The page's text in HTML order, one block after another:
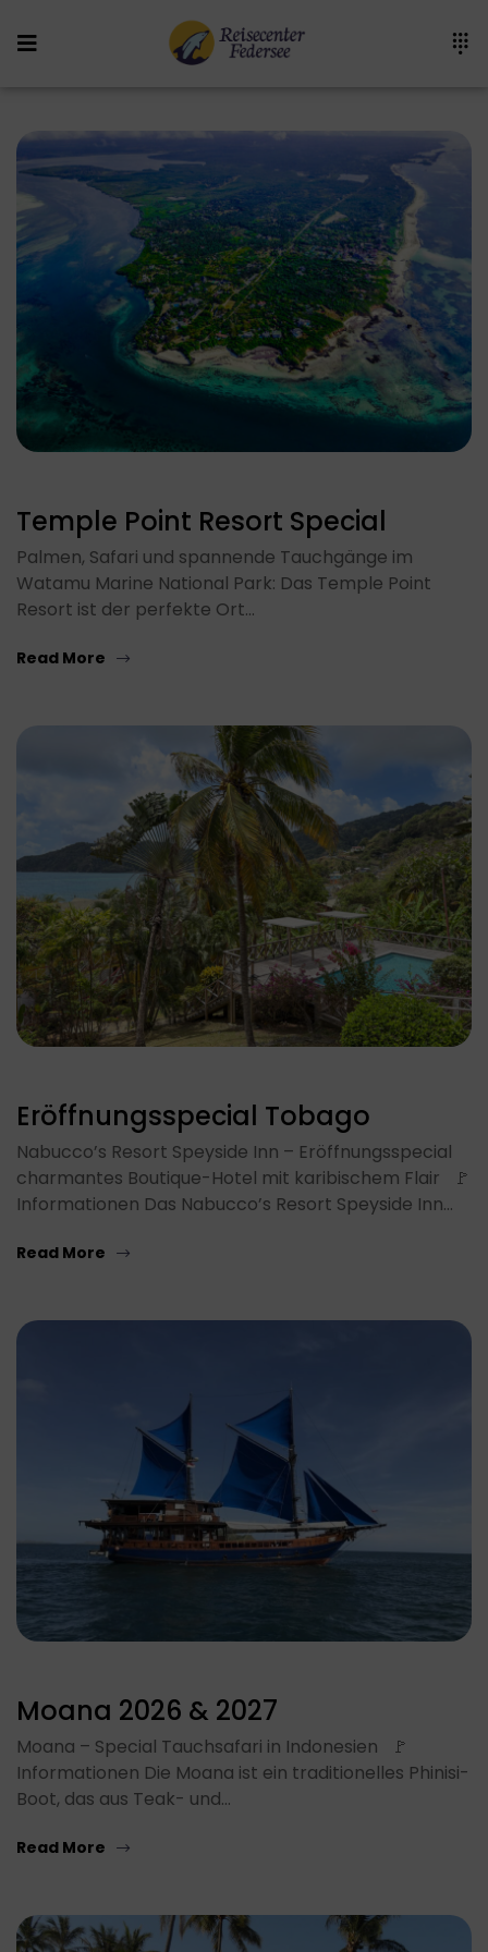
Temple Point Resort Special
Palmen, Safari und spannende Tauchgänge im
Watamu Marine National Park: Das Temple Point
Resort ist der perfekte Ort…
Read More
Eröffnungsspecial Tobago
Nabucco’s Resort Speyside Inn – Eröffnungsspecial
charmantes Boutique-Hotel mit karibischem Flair 🚩
Informationen Das Nabucco’s Resort Speyside Inn…
Read More
Moana 2026 & 2027
Moana – Special Tauchsafari in Indonesien 🚩
Informationen Die Moana ist ein traditionelles Phinisi-
Boot, das aus Teak- und…
Read More